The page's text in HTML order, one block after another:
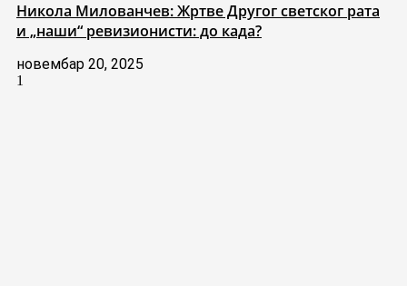
Никола Милованчев: Жртве Другог светског рата
и „наши“ ревизионисти: до када?
новембар 20, 2025